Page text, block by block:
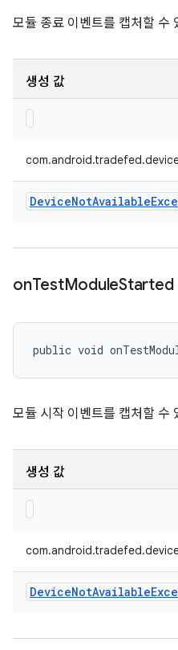
모듈 종료 이벤트를 캡처할 수
생성 값
DeviceNotAvailable
onTestModuleStarted
public void
모듈 시작 이벤트를 캡처할 수
생성 값
DeviceNotAvailable